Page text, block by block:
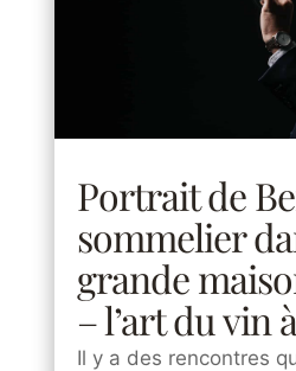
Portrait de
sommelier
grande
– l’art du vin
Il y a des rencontres